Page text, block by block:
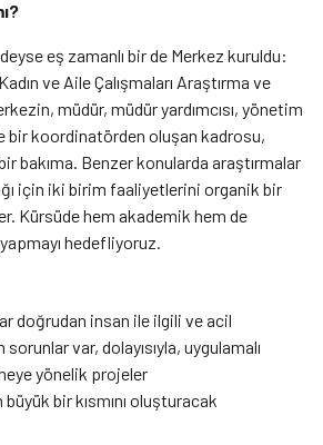
eş zamanlı bir de Merkez kuruldu:
ve Aile Çalışmaları Araştırma ve
müdür, müdür yardımcısı, yönetim
bir koordinatörden oluşan kadrosu,
bakıma. Benzer konularda araştırmalar
için iki birim faaliyetlerini organik bir
Kürsüde hem akademik hem de
hedefliyoruz.
doğrudan insan ile ilgili ve acil
var, dolayısıyla, uygulamalı
yönelik projeler
büyük bir kısmını oluşturacak